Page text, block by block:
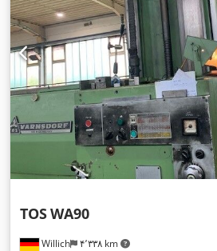
Willich ۴٬۳۳۸ km
TOSWA90